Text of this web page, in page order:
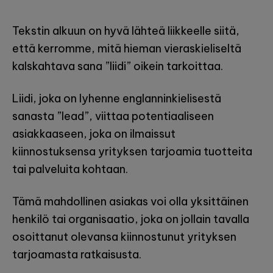
Tekstin alkuun on hyvä lähteä liikkeelle siitä,
että kerromme, mitä hieman vieraskieliseltä
kalskahtava sana ”liidi” oikein tarkoittaa.
Liidi, joka on lyhenne englanninkielisestä
sanasta ”lead”, viittaa potentiaaliseen
asiakkaaseen, joka on ilmaissut
kiinnostuksensa yrityksen tarjoamia tuotteita
tai palveluita kohtaan.
Tämä mahdollinen asiakas voi olla yksittäinen
henkilö tai organisaatio, joka on jollain tavalla
osoittanut olevansa kiinnostunut yrityksen
tarjoamasta ratkaisusta.